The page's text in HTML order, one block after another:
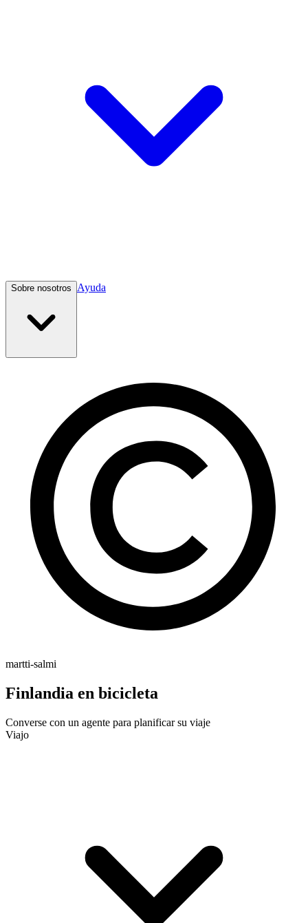
Sobre nosotros Ayuda
martti-salmi
Finlandia en bicicleta
Converse con un agente para planificar su viaje
Viajo